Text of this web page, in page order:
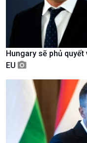
Hungary sẽ phủ
EU